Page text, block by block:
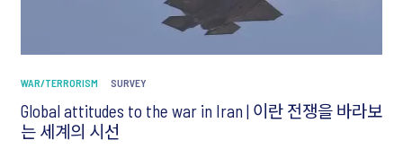
WAR/TERRORISM SURVEY
Global attitudes to the war in Iran | 이란 전쟁을 바라보
는 세계의 시선